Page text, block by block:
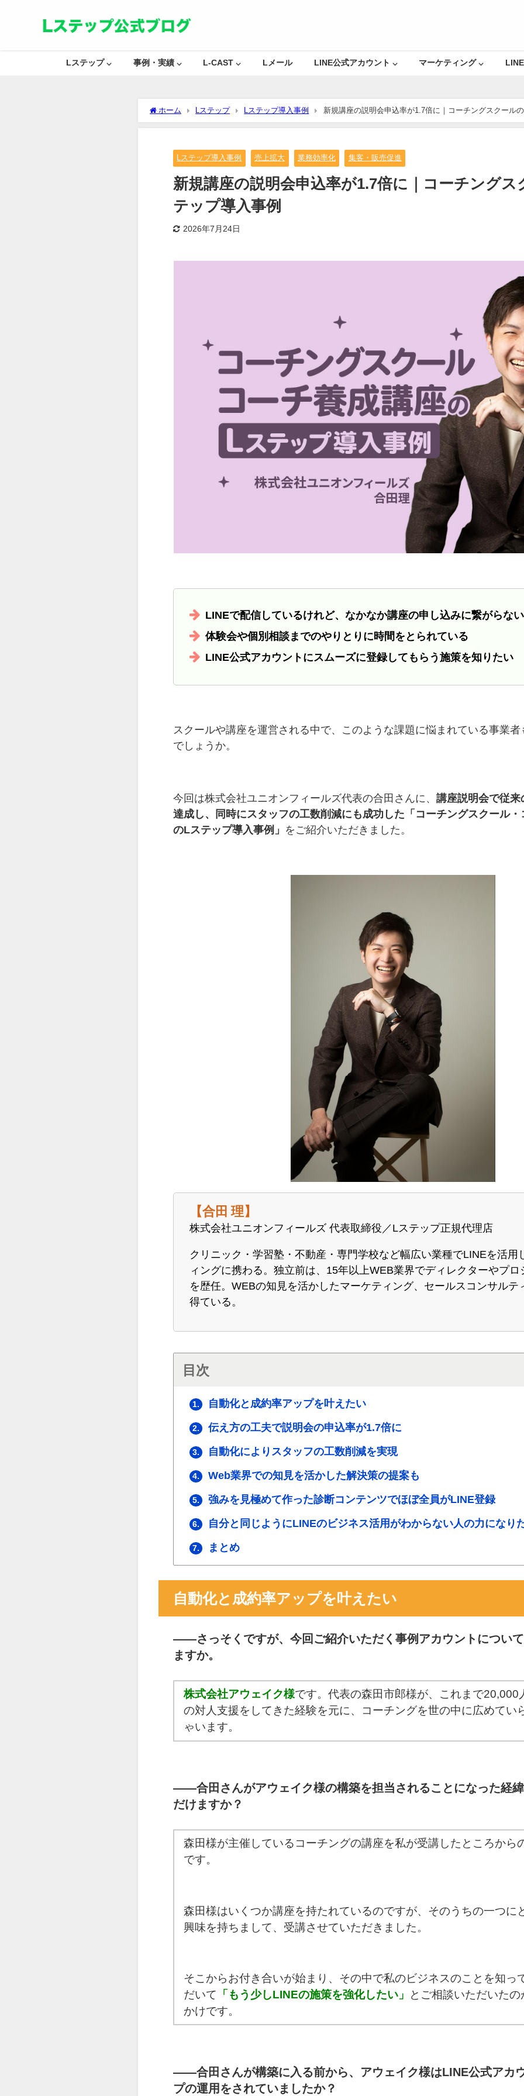
Lステップ ⌵ 事例・実績 ⌵ L-CAST ⌵ Lメール LINE公式アカウント ⌵ マーケティング ⌵ LINE
ホーム Lステップ Lステップ導入事例 新規講座の説明会申込率が1.7倍に｜コーチングスクール
Lステップ導入事例 売上拡大 業務効率化 集客・販売促進
新規講座の説明会申込率が1.7倍に｜コーチングス
テップ導入事例
2026年7月24日
LINEで配信しているけれど、なかなか講座の申し込みに繋がらない
体験会や個別相談までのやりとりに時間をとられている
LINE公式アカウントにスムーズに登録してもらう施策を知りたい
スクールや講座を運営される中で、このような課題に悩まれている事業
でしょうか。
今回は株式会社ユニオンフィールズ代表の合田さんに、 講座説明会で従
達成し、同時にスタッフの工数削減にも成功した「コーチングスクール
のLステップ導入事例」
をご紹介いただきました。
【合田 理】
株式会社ユニオンフィールズ 代表取締役／Lステップ正規代理店
クリニック・学習塾・不動産・専門学校など幅広い業種でLINEを活用
ィングに携わる。独立前は、15年以上WEB業界でディレクターやプロ
を歴任。WEBの知見を活かしたマーケティング、セールスコンサルテ
得ている。
目次
1. 自動化と成約率アップを叶えたい
2. 伝え方の工夫で説明会の申込率が1.7倍に
3. 自動化によりスタッフの工数削減を実現
4. Web業界での知見を活かした解決策の提案も
5. 強みを見極めて作った診断コンテンツでほぼ全員がLINE登録
6. 自分と同じようにLINEのビジネス活用がわからない人の力になり
7. まとめ
自動化と成約率アップを叶えたい
――さっそくですが、今回ご紹介いただく事例アカウントについ
ますか。
株式会社アウェイク様です。代表の森田市郎様が、これまで20,000
の対人支援をしてきた経験を元に、コーチングを世の中に広めてい
ゃいます。
――合田さんがアウェイク様の構築を担当されることになった経
だけますか？
森田様が主催しているコーチングの講座を私が受講したところから
です。
森田様はいくつか講座を持たれているのですが、そのうちの一つに
興味を持ちまして、受講させていただきました。
そこからお付き合いが始まり、その中で私のビジネスのことを知っ
だいて
「もう少しLINEの施策を強化したい」
とご相談いただいたの
かけです。
――合田さんが構築に入る前から、アウェイク様はLINE公式アカ
プの運用をされていましたか？